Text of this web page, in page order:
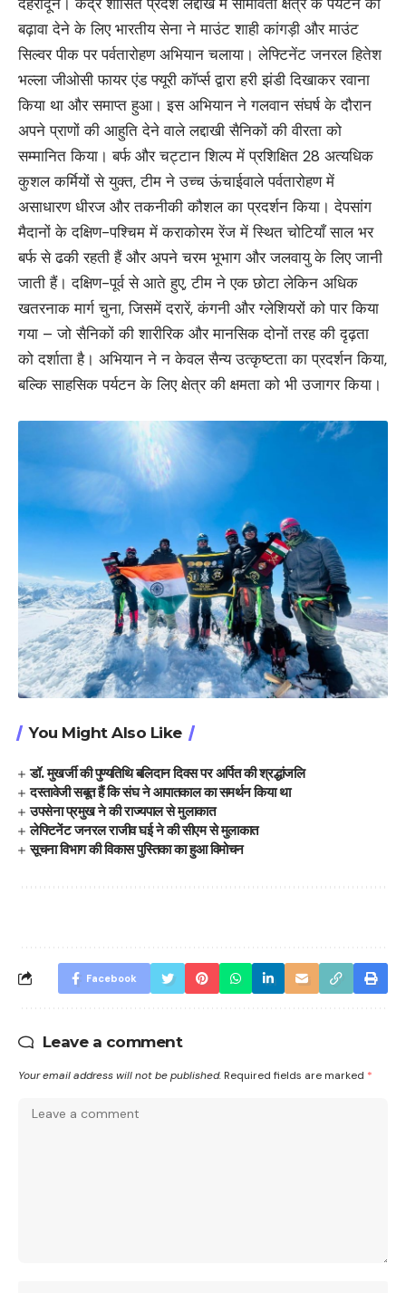
बढ़ावा देने के लिए भारतीय सेना ने माउंट शाही कांगड़ी और माउंट
सिल्वर पीक पर पर्वतारोहण अभियान चलाया। लेफ्टिनेंट जनरल हितेश
भल्ला जीओसी फायर एंड फ्यूरी कॉर्प्स द्वारा हरी झंडी दिखाकर रवाना
किया था और समाप्त हुआ। इस अभियान ने गलवान संघर्ष के दौरान
अपने प्राणों की आहुति देने वाले लद्दाखी सैनिकों की वीरता को
सम्मानित किया। बर्फ और चट्टान शिल्प में प्रशिक्षित 28 अत्यधिक
कुशल कर्मियों से युक्त, टीम ने उच्च ऊंचाईवाले पर्वतारोहण में
असाधारण धीरज और तकनीकी कौशल का प्रदर्शन किया। देपसांग
मैदानों के दक्षिण-पश्चिम में कराकोरम रेंज में स्थित चोटियाँ साल भर
बर्फ से ढकी रहती हैं और अपने चरम भूभाग और जलवायु के लिए जानी
जाती हैं। दक्षिण-पूर्व से आते हुए, टीम ने एक छोटा लेकिन अधिक
खतरनाक मार्ग चुना, जिसमें दरारें, कंगनी और ग्लेशियरों को पार किया
गया – जो सैनिकों की शारीरिक और मानसिक दोनों तरह की दृढ़ता
को दर्शाता है। अभियान ने न केवल सैन्य उत्कृष्टता का प्रदर्शन किया,
बल्कि साहसिक पर्यटन के लिए क्षेत्र की क्षमता को भी उजागर किया।
You Might Also Like
डॉ. मुखर्जी की पुण्यतिथि बलिदान दिवस पर अर्पित की श्रद्धांजलि
दस्तावेजी सबूत हैं कि संघ ने आपातकाल का समर्थन किया था
उपसेना प्रमुख ने की राज्यपाल से मुलाकात
लेफ्टिनेंट जनरल राजीव घई ने की सीएम से मुलाकात
सूचना विभाग की विकास पुस्तिका का हुआ विमोचन
Facebook
Leave a comment
Your email address will not be published. Required fields are marked *